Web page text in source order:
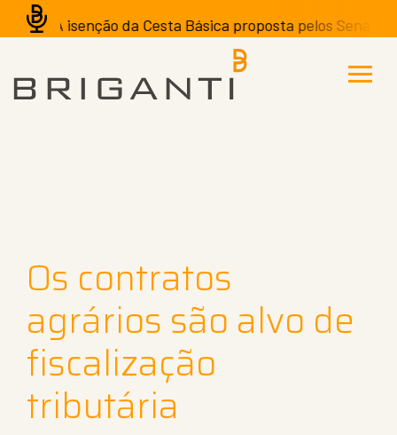
A isenção da Cesta Básica proposta pelos
Os contratos
agrários são alvo de
fiscalização
tributária